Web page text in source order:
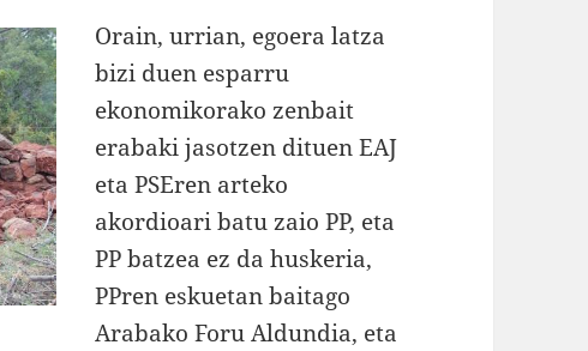
Orain, urrian, egoera latza
bizi duen esparru
ekonomikorako zenbait
erabaki jasotzen dituen EAJ
eta PSEren arteko
akordioari batu zaio PP, eta
PP batzea ez da huskeria,
PPren eskuetan baitago
Arabako Foru Aldundia, eta